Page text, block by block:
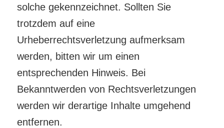
solche gekennzeichnet. Sollten Sie
trotzdem auf eine
Urheberrechtsverletzung aufmerksam
werden, bitten wir um einen
entsprechenden Hinweis. Bei
Bekanntwerden von Rechtsverletzungen
werden wir derartige Inhalte umgehend
entfernen.